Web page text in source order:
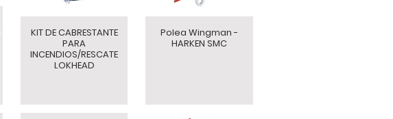
KIT DE CABRESTANTE
PARA
INCENDIOS/RESCATE
LOKHEAD
Polea Wingman -
HARKEN SMC